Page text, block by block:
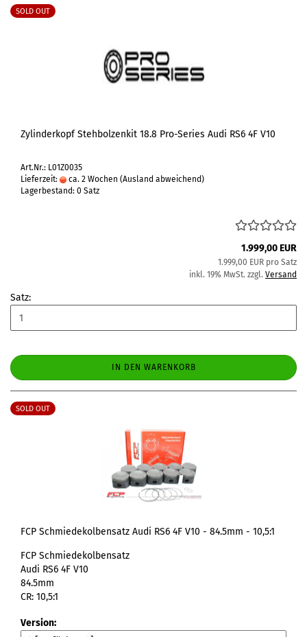
SOLD OUT
Zylinderkopf Stehbolzenkit 18.8 Pro-Series Audi RS6 4F V10
Art.Nr.: L01Z0035
Lieferzeit:
ca. 2 Wochen (Ausland abweichend)
Lagerbestand: 0 Satz
1.999,00 EUR
1.999,00 EUR pro Satz
inkl. 19% MwSt. zzgl. Versand
Satz:
IN DEN WARENKORB
SOLD OUT
FCP Schmiedekolbensatz Audi RS6 4F V10 - 84.5mm - 10,5:1
FCP Schmiedekolbensatz
Audi RS6 4F V10
84.5mm
CR: 10,5:1
Version: